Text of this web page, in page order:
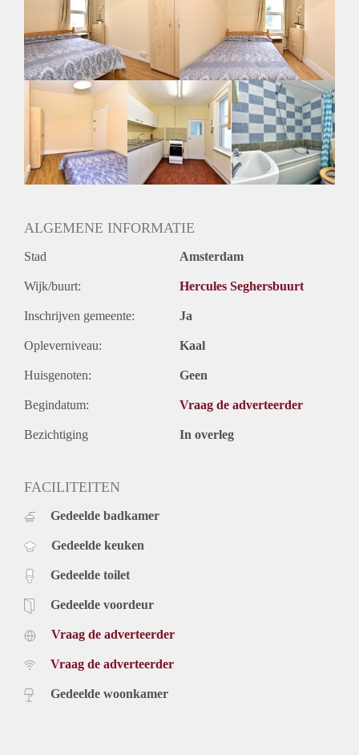
Huisgenoten: Ja
ALGEMENE INFORMATIE
Stad Amsterdam
Wijk/buurt: Hercules Seghersbuurt
Inschrijven gemeente: Ja
Opleverniveau: Kaal
Huisgenoten: Geen
Begindatum: Vraag de adverteerder
Bezichtiging In overleg
FACILITEITEN
Gedeelde badkamer
Gedeelde keuken
Gedeelde toilet
Gedeelde voordeur
Vraag de adverteerder
Vraag de adverteerder
Gedeelde woonkamer